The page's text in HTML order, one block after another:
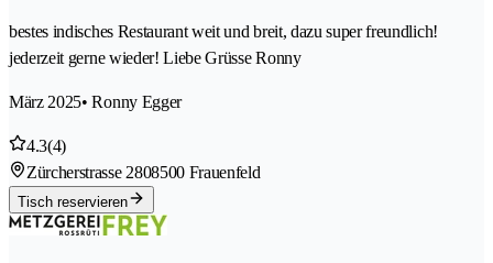
bestes indisches Restaurant weit und breit, dazu super freundlich!
jederzeit gerne wieder! Liebe Grüsse Ronny
März 2025• Ronny Egger
4.3(4)
Zürcherstrasse 2808500 Frauenfeld
Tisch reservieren